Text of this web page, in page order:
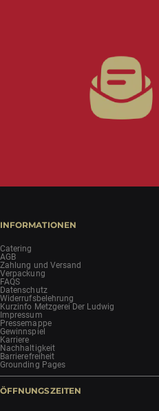
INFORMATIONEN
Catering
AGB
Zahlung und Versand
Verpackung
FAQS
Datenschutz
Widerrufsbelehrung
Kurzinfo Metzgerei Der Ludwig
Impressum
Pressemappe
Gewinnspiel
Karriere
Nachhaltigkeit
Barrierefreiheit
Grounding Pages
ÖFFNUNGSZEITEN